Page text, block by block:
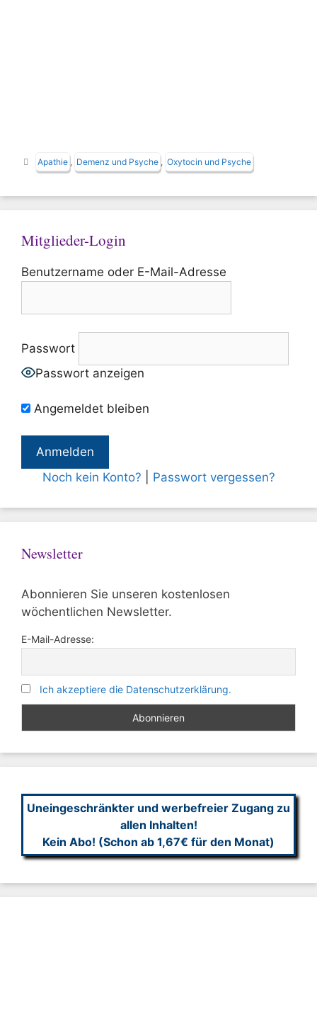
Schlagwörter
Apathie Demenz und Psyche Oxytocin und Psyche
Mitglieder-Login
Benutzername oder E-Mail-Adresse
Passwort
Passwort anzeigen
Angemeldet bleiben
Noch kein Konto? Passwort vergessen?
Newsletter
Abonnieren Sie unseren kostenlosen
wöchentlichen Newsletter.
E-Mail-Adresse:
Ich akzeptiere die Datenschutzerklärung.
Uneingeschränkter und werbefreier Zugang zu
allen Inhalten!
Kein Abo! (Schon ab 1,67€ für den Monat)